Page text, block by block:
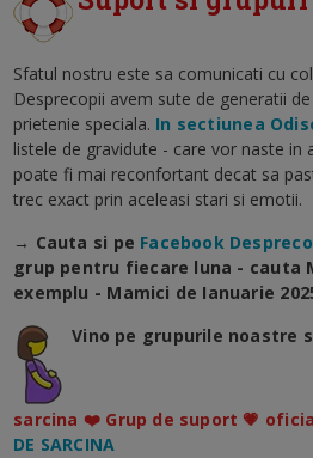
Sfatul nostru este sa comunicati cu
Desprecopii avem sute de generatii
prietenie speciala. In sectiunea
listele de gravidute - care vor naste in
poate fi mai reconfortant decat sa
trec exact prin aceleasi stari si emotii.
→ Cauta si pe Facebook
grup pentru fiecare luna - cauta
exemplu - Mamici de Ianuarie
Vino pe grupurile noastre
sarcina ❤️ Grup de suport 💗
DE SARCINA